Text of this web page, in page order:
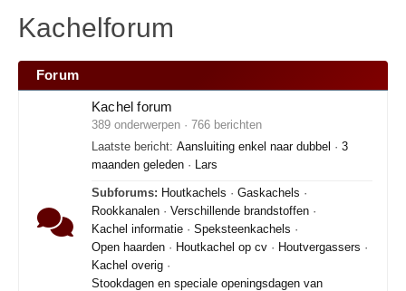
Kachelforum
Forum
Kachel forum
389 onderwerpen · 766 berichten
Laatste bericht: Aansluiting enkel naar dubbel · 3
maanden geleden · Lars
Subforums: Houtkachels · Gaskachels ·
Rookkanalen · Verschillende brandstoffen ·
Kachel informatie · Speksteenkachels ·
Open haarden · Houtkachel op cv · Houtvergassers ·
Kachel overig ·
Stookdagen en speciale openingsdagen van